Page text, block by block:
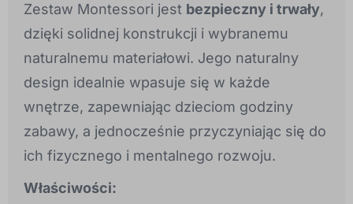
Zestaw Montessori jest bezpieczny i trwały,
dzięki solidnej konstrukcji i wybranemu
naturalnemu materiałowi. Jego naturalny
design idealnie wpasuje się w każde
wnętrze, zapewniając dzieciom godziny
zabawy, a jednocześnie przyczyniając się do
ich fizycznego i mentalnego rozwoju.
Właściwości: